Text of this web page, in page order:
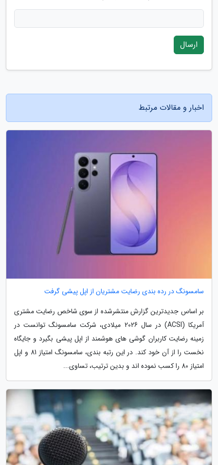
ارسال
اخبار و مقالات مرتبط
سامسونگ در رده بندی رضایت مشتریان از اپل پیشی گرفت
بر اساس جدیدترین گزارش منتشرشده از سوی شاخص رضایت مشتری
آمریکا (ACSI) در سال 2026 میلادی، شرکت سامسونگ توانست در
زمینه رضایت کاربران گوشی های هوشمند از اپل پیشی بگیرد و جایگاه
نخست را از آن خود کند. در این رتبه بندی، سامسونگ امتیاز 81 و اپل
امتیاز 80 را کسب نموده اند و بدین ترتیب، تساوی...